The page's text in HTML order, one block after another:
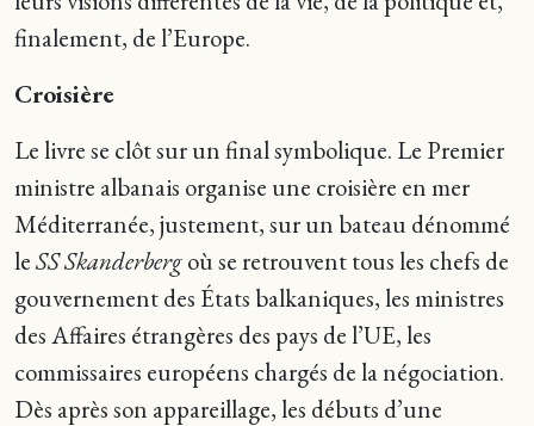
finalement, de l’Europe.
Croisière
Le livre se clôt sur un final symbolique. Le Premier
ministre albanais organise une croisière en mer
Méditerranée, justement, sur un bateau dénommé
leSS Skanderbergoù se retrouvent tous les chefs de
gouvernement des États balkaniques, les ministres
des Affaires étrangères des pays de l’UE, les
commissaires européens chargés de la négociation.
Dès après son appareillage, les débuts d’une